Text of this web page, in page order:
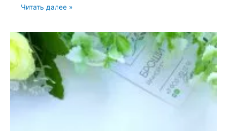
Подборка
коллекции
—
мая
2022
Читать далее »